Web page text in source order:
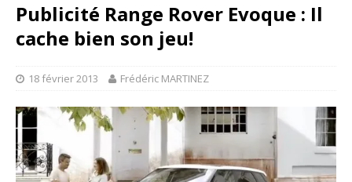
Publicité Range Rover Evoque : Il
cache bien son jeu!
18 février 2013 Frédéric MARTINEZ